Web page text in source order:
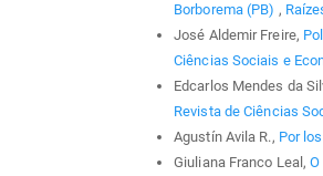
Borborema (PB) ,
José Aldemir Freire,
Ciências Sociais e
Edcarlos Mendes da
Revista de Ciências
Agustín Avila R., Por
Giuliana Franco Leal,